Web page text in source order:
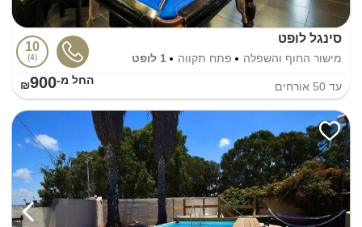
סינגל לופט
מישור החוף והשפלה פתח תקווה 1 לופט
10
4
עד 50 אורחים החל מ-₪900